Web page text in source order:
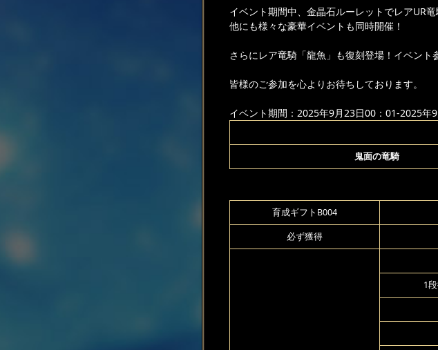
イベント期間中、金晶石ルーレットでレアUR
他にも様々な豪華イベントも同時開催！
さらにレア竜騎「龍魚」も復刻登場！イベント
皆様のご参加を心よりお待ちしております。
イベント期間：2025年9月23日00：01-2025年
鬼面の竜騎
育成ギフトB004
必ず獲得
1